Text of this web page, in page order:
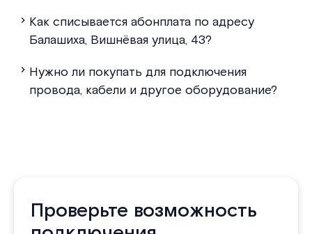
Как списывается абонплата по адресу
Балашиха, Вишнёвая улица, 43?
Нужно ли покупать для подключения
провода, кабели и другое оборудование?
Проверьте возможность